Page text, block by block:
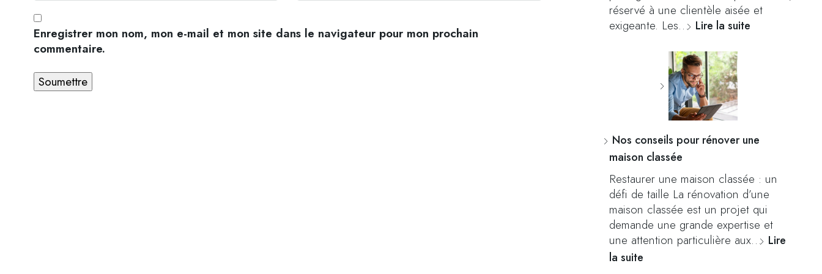
Enregistrer mon nom, mon e-mail et mon site dans le navigateur pour mon prochain
commentaire.
réservé à une clientèle aisée et
exigeante. Les… Lire la suite
Nos conseils pour rénover une
maison classée
Restaurer une maison classée : un
défi de taille La rénovation d’une
maison classée est un projet qui
demande une grande expertise et
une attention particulière aux… Lire
la suite